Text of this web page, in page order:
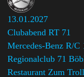
13.01.2027
Clubabend RT 71
Mercedes-Benz R/C
Regionalclub 71
Restaurant Zum